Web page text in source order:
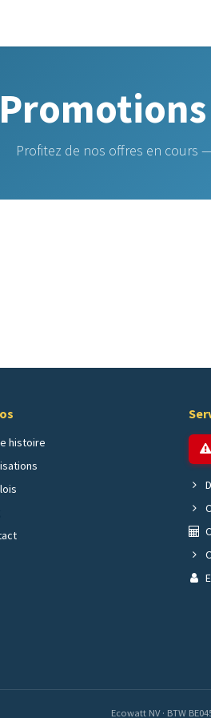
Profitez de nos offres en cours
histoire
Ecowatt NV · BTW